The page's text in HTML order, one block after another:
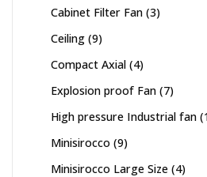
Cabinet Filter Fan 33
Ceiling 99
Compact Axial 44
Explosion proof Fan 77
High pressure Industrial fan
Minisirocco 99
Minisirocco Large Size 44